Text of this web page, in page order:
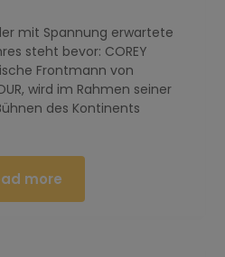
mit Spannung erwartete
steht bevor: COREY
Frontmann von
wird im Rahmen seiner
des Kontinents
more